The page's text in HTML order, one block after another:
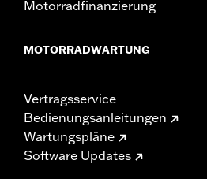
Motorradfinanzierung
MOTORRADWARTUNG
Vertragsservice
Bedienungsanleitungen
Wartungspläne
Software Updates